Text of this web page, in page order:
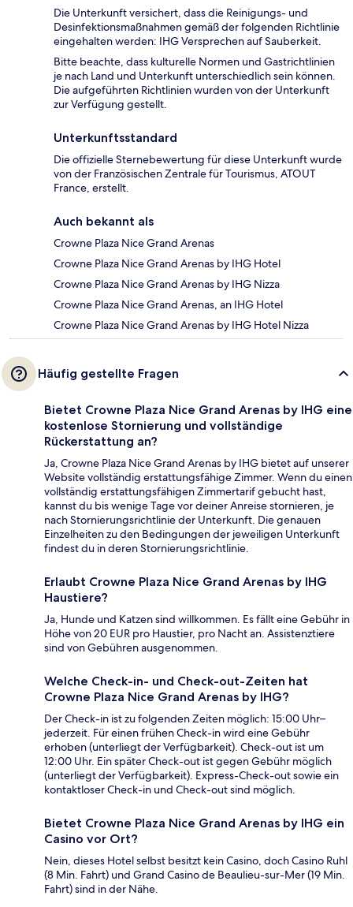
Die Unterkunft versichert, dass die Reinigungs- und
Desinfektionsmaßnahmen gemäß der folgenden Richtlinie
eingehalten werden: IHG Versprechen auf Sauberkeit.
Bitte beachte, dass kulturelle Normen und Gastrichtlinien
je nach Land und Unterkunft unterschiedlich sein können.
Die aufgeführten Richtlinien wurden von der Unterkunft
zur Verfügung gestellt.
Unterkunftsstandard
Die offizielle Sternebewertung für diese Unterkunft wurde
von der Französischen Zentrale für Tourismus, ATOUT
France, erstellt.
Auch bekannt als
Crowne Plaza Nice Grand Arenas
Crowne Plaza Nice Grand Arenas by IHG Hotel
Crowne Plaza Nice Grand Arenas by IHG Nizza
Crowne Plaza Nice Grand Arenas, an IHG Hotel
Crowne Plaza Nice Grand Arenas by IHG Hotel Nizza
Häufig gestellte Fragen
Bietet Crowne Plaza Nice Grand Arenas by IHG eine
kostenlose Stornierung und vollständige
Rückerstattung an?
Ja, Crowne Plaza Nice Grand Arenas by IHG bietet auf unserer
Website vollständig erstattungsfähige Zimmer. Wenn du einen
vollständig erstattungsfähigen Zimmertarif gebucht hast,
kannst du bis wenige Tage vor deiner Anreise stornieren, je
nach Stornierungsrichtlinie der Unterkunft. Die genauen
Einzelheiten zu den Bedingungen der jeweiligen Unterkunft
findest du in deren Stornierungsrichtlinie.
Erlaubt Crowne Plaza Nice Grand Arenas by IHG
Haustiere?
Ja, Hunde und Katzen sind willkommen. Es fällt eine Gebühr in
Höhe von 20 EUR pro Haustier, pro Nacht an. Assistenztiere
sind von Gebühren ausgenommen.
Welche Check-in- und Check-out-Zeiten hat
Crowne Plaza Nice Grand Arenas by IHG?
Der Check-in ist zu folgenden Zeiten möglich: 15:00 Uhr–
jederzeit. Für einen frühen Check-in wird eine Gebühr
erhoben (unterliegt der Verfügbarkeit). Check-out ist um
12:00 Uhr. Ein später Check-out ist gegen Gebühr möglich
(unterliegt der Verfügbarkeit). Express-Check-out sowie ein
kontaktloser Check-in und Check-out sind möglich.
Bietet Crowne Plaza Nice Grand Arenas by IHG ein
Casino vor Ort?
Nein, dieses Hotel selbst besitzt kein Casino, doch Casino Ruhl
(8 Min. Fahrt) und Grand Casino de Beaulieu-sur-Mer (19 Min.
Fahrt) sind in der Nähe.